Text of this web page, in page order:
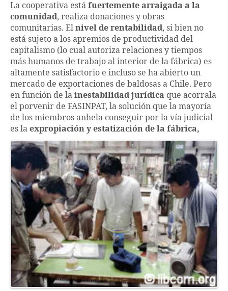
La cooperativa está fuertemente arraigada a la
comunidad, realiza donaciones y obras
comunitarias. El nivel de rentabilidad, si bien no
está sujeto a los apremios de productividad del
capitalismo (lo cual autoriza relaciones y tiempos
más humanos de trabajo al interior de la fábrica) es
altamente satisfactorio e incluso se ha abierto un
mercado de exportaciones de baldosas a Chile. Pero
en función de la inestabilidad jurídica que acorrala
el porvenir de FASINPAT, la solución que la mayoría
de los miembros anhela conseguir por la vía judicial
es la expropiación y estatización de la fábrica,